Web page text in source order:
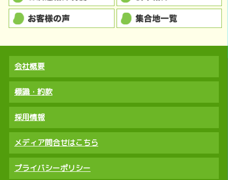
会社概要
標識・約款
採用情報
メディア問合せはこちら
プライバシーポリシー